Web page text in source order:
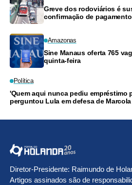
Greve dos rodoviários é
confirmação de
Amazonas
Sine Manaus oferta 765
quinta-feira
Política
'Quem aqui nunca pediu empréstimo
perguntou Lula em defesa de Marcola
Diretor-Presidente: Raimundo de
Artigos assinados são de